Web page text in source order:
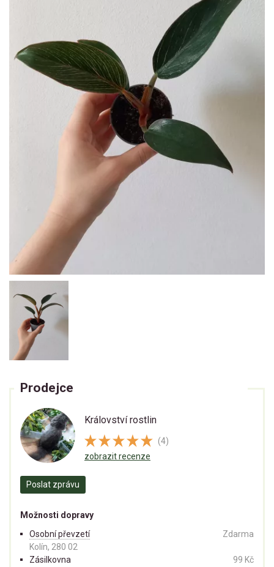
Prodejce
Království rostlin
(4)
zobrazit recenze
Poslat zprávu
Možnosti dopravy
Osobní převzetí
Kolín, 280 02
Zdarma
Zásilkovna 99 Kč